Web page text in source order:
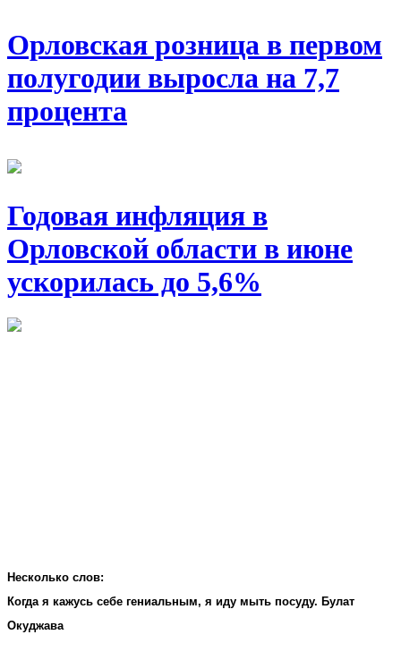
Орловская розница в первом
полугодии выросла на 7,7
процента
Годовая инфляция в
Орловской области в июне
ускорилась до 5,6%
Несколько слов:
Когда я кажусь себе гениальным, я иду мыть посуду. Булат
Окуджава